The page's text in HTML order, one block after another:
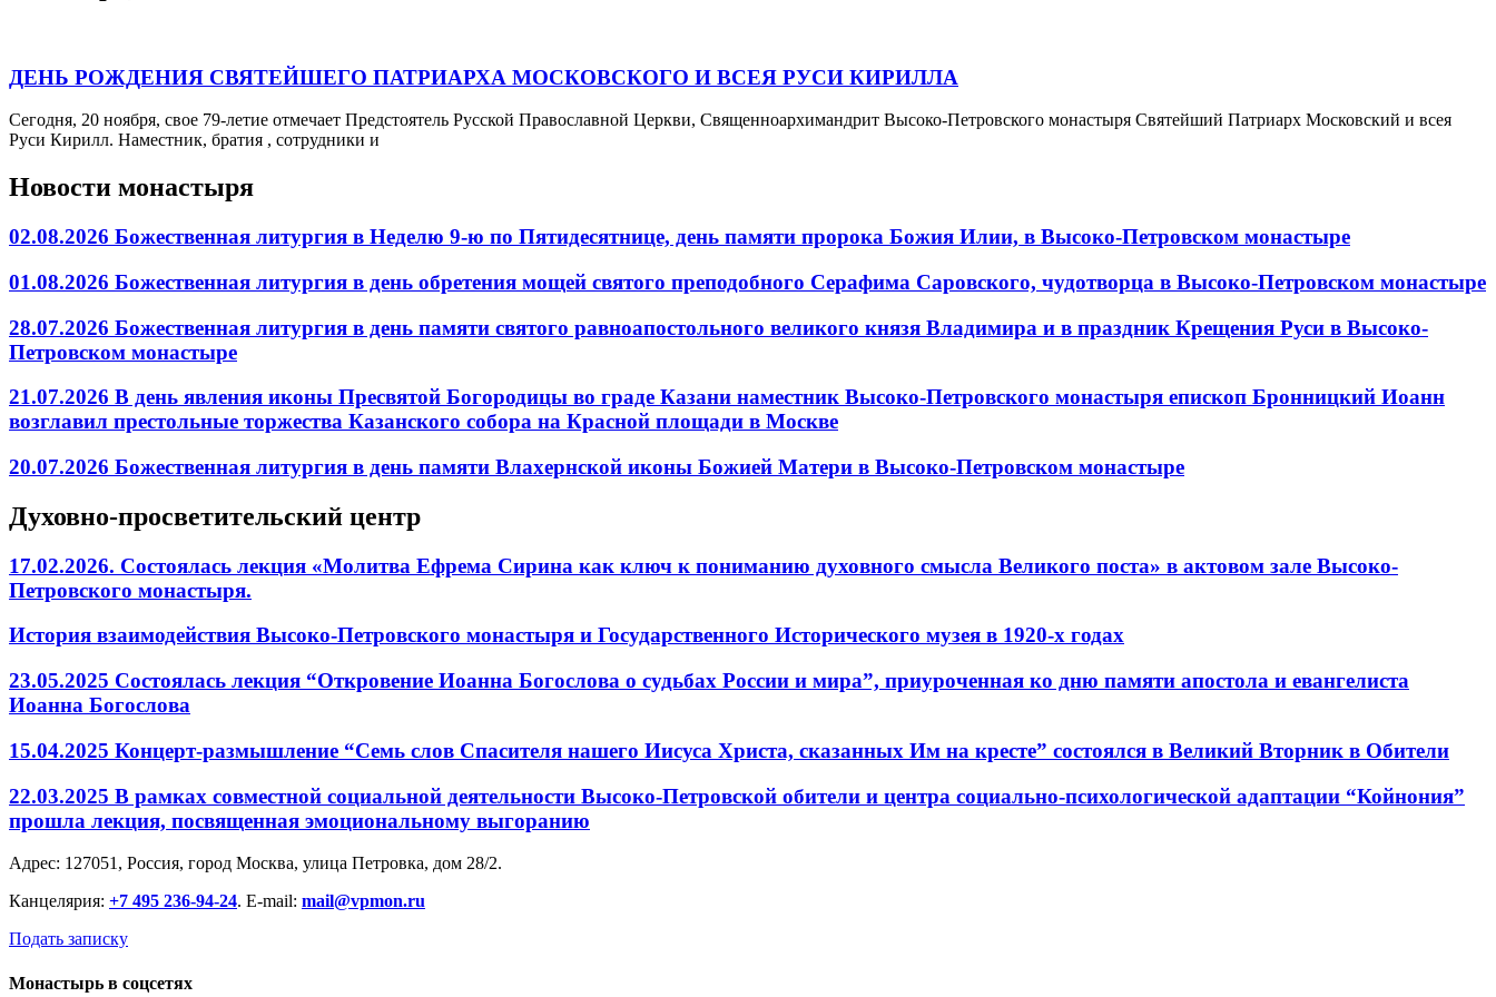
ДЕНЬ РОЖДЕНИЯ СВЯТЕЙШЕГО ПАТРИАРХА МОСКОВСКОГО И ВСЕЯ РУСИ КИРИЛЛА
Сегодня, 20 ноября, свое 79-летие отмечает Предстоятель Русской Православной Церкви, Священноархимандрит Высоко-Петровского монастыря Святейший Патриарх Московский и всея
Руси Кирилл. Наместник, братия , сотрудники и
Новости монастыря
02.08.2026 Божественная литургия в Неделю 9-ю по Пятидесятнице, день памяти пророка Божия Илии, в Высоко-Петровском монастыре
01.08.2026 Божественная литургия в день обретения мощей святого преподобного Серафима Саровского, чудотворца в Высоко-Петровском монастыре
28.07.2026 Божественная литургия в день памяти святого равноапостольного великого князя Владимира и в праздник Крещения Руси в Высоко-
Петровском монастыре
21.07.2026 В день явления иконы Пресвятой Богородицы во граде Казани наместник Высоко-Петровского монастыря епископ Бронницкий Иоанн
возглавил престольные торжества Казанского собора на Красной площади в Москве
20.07.2026 Божественная литургия в день памяти Влахернской иконы Божией Матери в Высоко-Петровском монастыре
Духовно-просветительский центр
17.02.2026. Состоялась лекция «Молитва Ефрема Сирина как ключ к пониманию духовного смысла Великого поста» в актовом зале Высоко-
Петровского монастыря.
История взаимодействия Высоко-Петровского монастыря и Государственного Исторического музея в 1920-х годах
23.05.2025 Состоялась лекция “Откровение Иоанна Богослова о судьбах России и мира”, приуроченная ко дню памяти апостола и евангелиста
Иоанна Богослова
15.04.2025 Концерт-размышление “Семь слов Спасителя нашего Иисуса Христа, сказанных Им на кресте” состоялся в Великий Вторник в Обители
22.03.2025 В рамках совместной социальной деятельности Высоко-Петровской обители и центра социально-психологической адаптации “Койнония”
прошла лекция, посвященная эмоциональному выгоранию
Адрес: 127051, Россия, город Москва, улица Петровка, дом 28/2.
Канцелярия: +7 495 236-94-24. E-mail: mail@vpmon.ru
Подать записку
Монастырь в соцсетях